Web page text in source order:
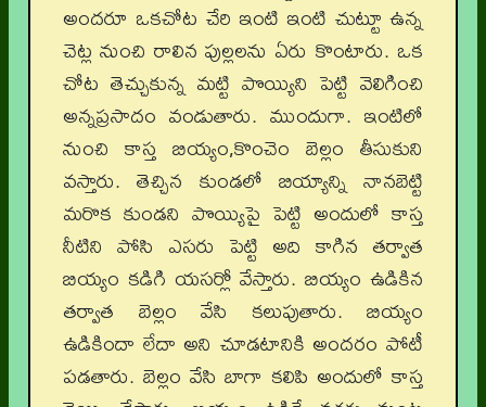
అందరూ ఒకచోట చేరి ఇంటి ఇంటి చుట్టూ ఉన్న
చెట్ల నుంచి రాలిన పుల్లలను ఏరు కొంటారు. ఒక
చోట తెచ్చుకున్న మట్టి పొయ్యిని పెట్టి వెలిగించి
అన్నప్రసాదం వండుతారు. ముందుగా. ఇంటిలో
నుంచి కాస్త బియ్యం,కొంచెం బెల్లం తీసుకుని
వస్తారు. తెచ్చిన కుండలో బియ్యాన్ని నానబెట్టి
మరొక కుండని పొయ్యిపై పెట్టి అందులో కాస్త
నీటిని పోసి ఎసరు పెట్టి అది కాగిన తర్వాత
బియ్యం కడిగి యసర్లో వేస్తారు. బియ్యం ఉడికిన
తర్వాత బెల్లం వేసి కలుపుతారు. బియ్యం
ఉడికిందా లేదా అని చూడటానికి అందరం పోటీ
పడతారు. బెల్లం వేసి బాగా కలిపి అందులో కాస్త